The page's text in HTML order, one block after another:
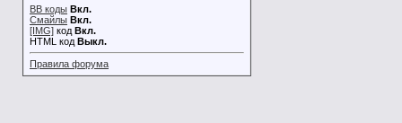
BB коды Вкл.
Смайлы Вкл.
[IMG] код Вкл.
HTML код Выкл.
Правила форума